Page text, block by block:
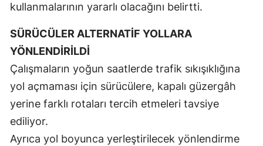
kullanmalarının yararlı olacağını belirtti.
SÜRÜCÜLER ALTERNATİF YOLLARA
YÖNLENDİRİLDİ
Çalışmaların yoğun saatlerde trafik sıkışıklığına
yol açmaması için sürücülere, kapalı güzergâh
yerine farklı rotaları tercih etmeleri tavsiye
ediliyor.
Ayrıca yol boyunca yerleştirilecek yönlendirme